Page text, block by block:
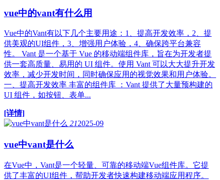
vue中的vant有什么用
Vue中的Vant有以下几个主要用途：1、提高开发效率，2、提
供美观的UI组件，3、增强用户体验，4、确保跨平台兼容
性。 Vant 是一个基于 Vue 的移动端组件库，旨在为开发者提
供一套高质量、易用的 UI 组件。使用 Vant 可以大大提升开发
效率，减少开发时间，同时确保应用的视觉效果和用户体验。
一、提高开发效率 丰富的组件库 ：Vant 提供了大量预构建的
UI 组件，如按钮、表单...
[详情]
212025-09
vue中vant是什么
在Vue中，Vant是一个轻量、可靠的移动端Vue组件库。它提
供了丰富的UI组件，帮助开发者快速构建移动端应用程序。